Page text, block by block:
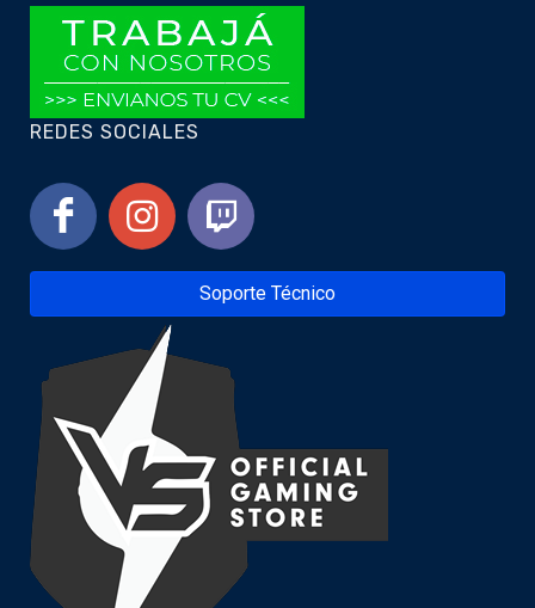
REDES SOCIALES
Soporte Técnico